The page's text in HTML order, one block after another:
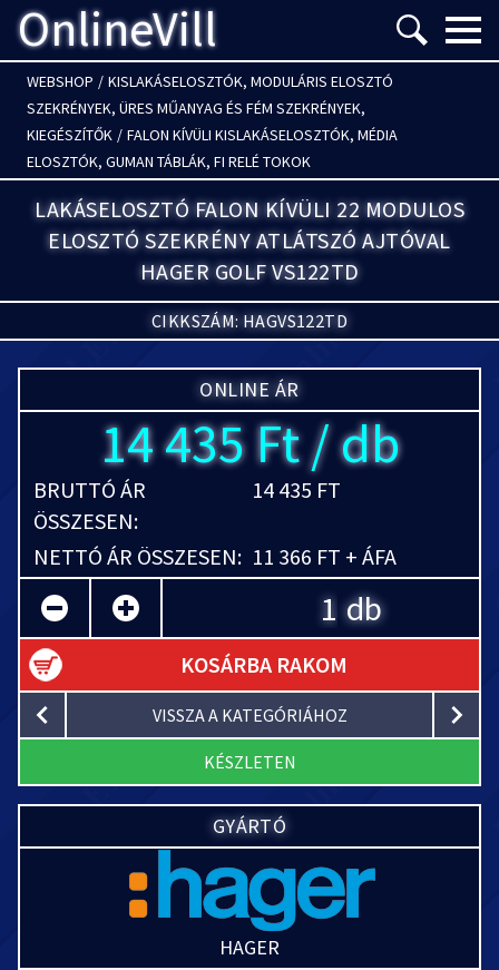
OnlineVill Menü
WEBSHOP / KISLAKÁSELOSZTÓK, MODULÁRIS ELOSZTÓ
SZEKRÉNYEK, ÜRES MŰANYAG ÉS FÉM SZEKRÉNYEK,
KIEGÉSZÍTŐK / FALON KÍVÜLI KISLAKÁSELOSZTÓK, MÉDIA
ELOSZTÓK, GUMAN TÁBLÁK, FI RELÉ TOKOK
LAKÁSELOSZTÓ FALON KÍVÜLI 22 MODULOS
ELOSZTÓ SZEKRÉNY ATLÁTSZÓ AJTÓVAL
HAGER GOLF VS122TD
CIKKSZÁM: HAGVS122TD
ONLINE ÁR
14 435 Ft / db
BRUTTÓ ÁR
ÖSSZESEN:
14 435 FT
NETTÓ ÁR ÖSSZESEN: 11 366 FT + ÁFA
db
KOSÁRBA RAKOM
VISSZA A KATEGÓRIÁHOZ
KÉSZLETEN
GYÁRTÓ
HAGER